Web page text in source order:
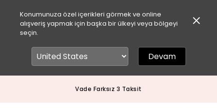
Konumunuza özel içerikleri görmek ve online
alışveriş yapmak için başka bir ülkeyi veya bölgeyi
seçin.
Devam
Vade Farksız 3 Taksit